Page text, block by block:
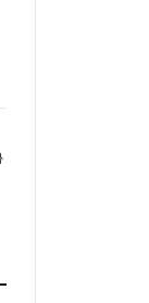
Website